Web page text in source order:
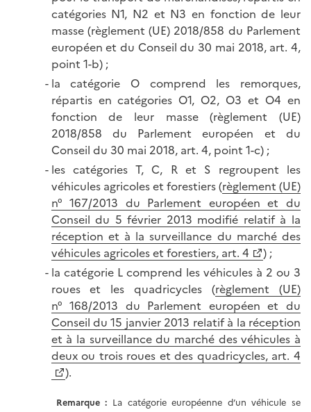
catégories N1, N2 et N3 en fonction de leur
masse (règlement (UE) 2018/858 du Parlement
européen et du Conseil du 30 mai 2018, art. 4,
point 1-b) ;
la catégorie O comprend les remorques,
répartis en catégories O1, O2, O3 et O4 en
fonction de leur masse (règlement (UE)
2018/858 du Parlement européen et du
Conseil du 30 mai 2018, art. 4, point 1-c) ;
les catégories T, C, R et S regroupent les
véhicules agricoles et forestiers (règlement (UE)
n° 167/2013 du Parlement européen et du
Conseil du 5 février 2013 modifié relatif à la
réception et à la surveillance du marché des
véhicules agricoles et forestiers, art. 4
) ;
la catégorie L comprend les véhicules à 2 ou 3
roues et les quadricycles (règlement (UE)
n° 168/2013 du Parlement européen et du
Conseil du 15 janvier 2013 relatif à la réception
et à la surveillance du marché des véhicules à
deux ou trois roues et des quadricycles, art. 4
).
Remarque : La catégorie européenne d’un véhicule se